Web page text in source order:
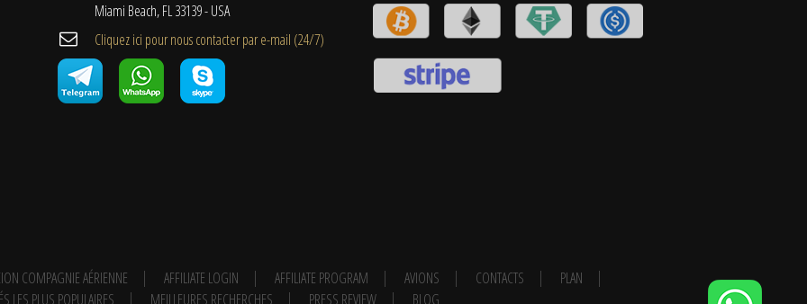
Miami Beach, FL 33139 - USA
Cliquez ici pour nous contacter par e-mail (24/7)
COMPAGNIE AÉRIENNE AFFILIATE LOGIN AFFILIATE PROGRAM AVIONS CONTACTS
PLAN
LES PLUS POPULAIRES
MEILLEURES RECHERCHES PRESS REVIEW BLOG